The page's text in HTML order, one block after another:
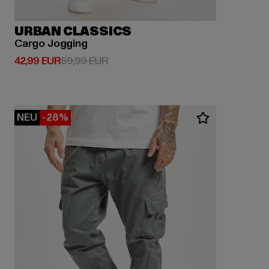
URBAN CLASSICS
Cargo Jogging
42,99 EUR
Derzeitiger Preis: 42,99 EUR
59,99 EURAktionspreis: 59,99 EUR
NEU -28%